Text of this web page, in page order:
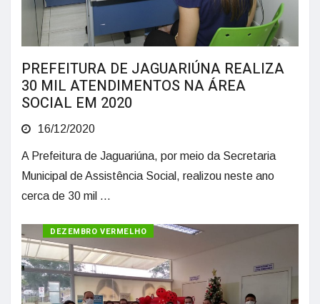
PREFEITURA DE JAGUARIÚNA REALIZA
30 MIL ATENDIMENTOS NA ÁREA
SOCIAL EM 2020
16/12/2020
A Prefeitura de Jaguariúna, por meio da Secretaria
Municipal de Assistência Social, realizou neste ano
cerca de 30 mil ...
SAÚDE
DEZEMBRO VERMELHO